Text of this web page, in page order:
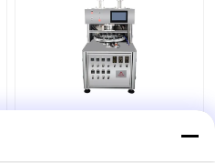
Doppelfarbige